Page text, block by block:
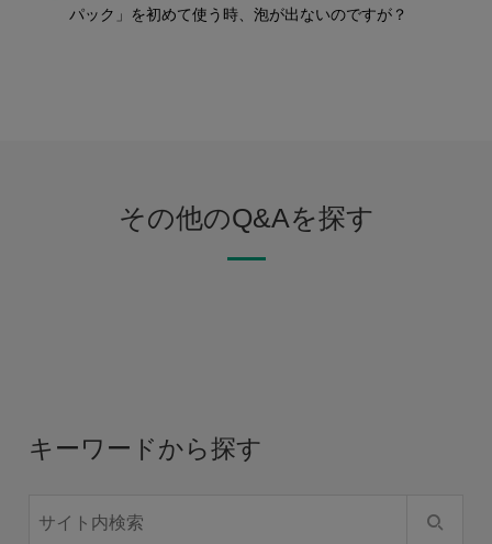
パック」を初めて使う時、泡が出ないのですが？
その他のQ&Aを探す
キーワードから探す